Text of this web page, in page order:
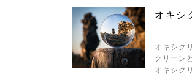
オキシ
オキシク
クリーン
オキシク